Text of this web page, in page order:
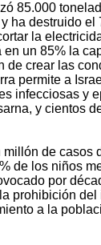
85.000
ha destruido el
la
un 85% la
de crear las
permite a
infecciosas y
y cientos
de casos
de los niños
por
prohibición del
a la